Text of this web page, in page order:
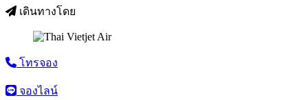
เดินทางโดย
โทรจอง
จองไลน์